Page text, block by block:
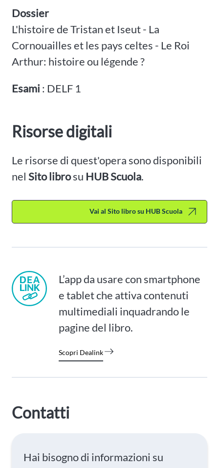
Dossier
L'histoire de Tristan et Iseut - La
Cornouailles et les pays celtes - Le Roi
Arthur: histoire ou légende ?
Esami : DELF 1
Risorse digitali
Le risorse di quest'opera sono disponibili
nel Sito librosu HUB Scuola.
Vai al Sito libro su HUB Scuola
L’app da usare con smartphone
e tablet che attiva contenuti
multimediali inquadrando le
pagine del libro.
Scopri Dealink
Contatti
Hai bisogno di informazioni su